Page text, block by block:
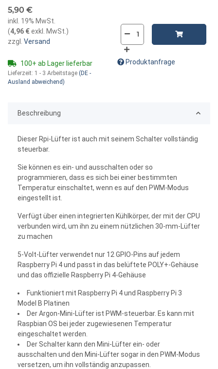
5,90 €
inkl. 19% MwSt.
(4,96 €exkl. MwSt. )
zzgl.
Versand
100+ ab Lager lieferbar
Lieferzeit: 1 - 3 Arbeitstage (DE -
Ausland abweichend)
Produktanfrage
Beschreibung
Dieser Rpi-Lüfter ist auch mit seinem Schalter vollständig
steuerbar.
Sie können es ein- und ausschalten oder so
programmieren, dass es sich bei einer bestimmten
Temperatur einschaltet, wenn es auf den PWM-Modus
eingestellt ist.
Verfügt über einen integrierten Kühlkörper, der mit der CPU
verbunden wird, um ihn zu einem nützlichen 30-mm-Lüfter
zu machen
5-Volt-Lüfter verwendet nur 12 GPIO-Pins auf jedem
Raspberry Pi 4 und passt in das belüftete POLY+-Gehäuse
und das offizielle Raspberry Pi 4-Gehäuse
Funktioniert mit Raspberry Pi 4 und Raspberry Pi 3
Model B Platinen
Der Argon-Mini-Lüfter ist PWM-steuerbar. Es kann mit
Raspbian OS bei jeder zugewiesenen Temperatur
eingeschaltet werden.
Der Schalter kann den Mini-Lüfter ein- oder
ausschalten und den Mini-Lüfter sogar in den PWM-Modus
versetzen, um ihn vollständig anzupassen.